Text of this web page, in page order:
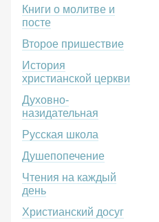
Книги о молитве и
посте
Второе пришествие
История
христианской церкви
Духовно-
назидательная
Русская школа
Душепопечение
Чтения на каждый
день
Христианский досуг